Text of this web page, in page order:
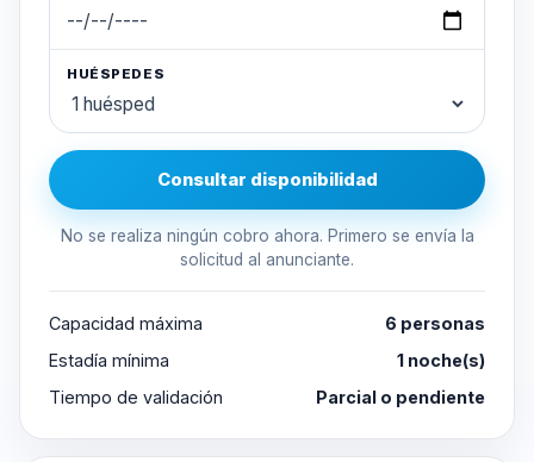
HUÉSPEDES
Consultar disponibilidad
No se realiza ningún cobro ahora. Primero se envía la
solicitud al anunciante.
Capacidad máxima
6 personas
Estadía mínima
1 noche(s)
Tiempo de validación
Parcial o pendiente